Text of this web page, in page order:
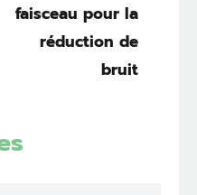
faisceau pour la
réduction de
bruit